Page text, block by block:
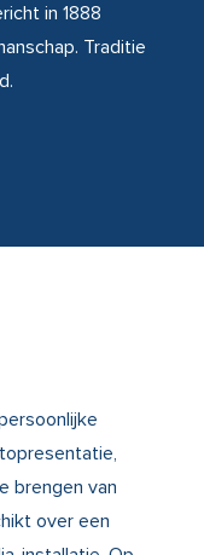
in 1888
Traditie
brengen van
over een